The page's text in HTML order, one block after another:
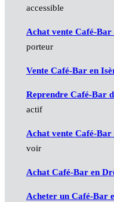
accessible
Achat vente Café-
porteur
Vente Café-Bar en
Reprendre Café-Bar
actif
Achat vente Café-Bar
voir
Achat Café-Bar en
Acheter un Café-Bar